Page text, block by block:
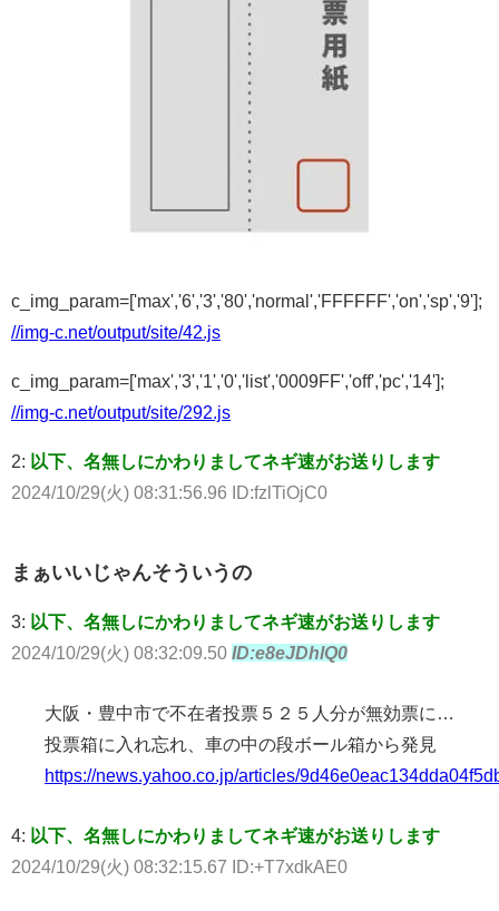
c_img_param=['max','6','3','80','normal','FFFFFF','on','sp','9'];
//img-c.net/output/site/42.js
c_img_param=['max','3','1','0','list','0009FF','off','pc','14'];
//img-c.net/output/site/292.js
2: 以下、名無しにかわりましてネギ速がお送りします
2024/10/29(火) 08:31:56.96 ID:fzlTiOjC0
まぁいいじゃんそういうの
3: 以下、名無しにかわりましてネギ速がお送りします
2024/10/29(火) 08:32:09.50 ID:e8eJDhlQ0
大阪・豊中市で不在者投票５２５人分が無効票に…
投票箱に入れ忘れ、車の中の段ボール箱から発見
https://news.yahoo.co.jp/articles/
4: 以下、名無しにかわりましてネギ速がお送りします
2024/10/29(火) 08:32:15.67 ID:+T7xdkAE0